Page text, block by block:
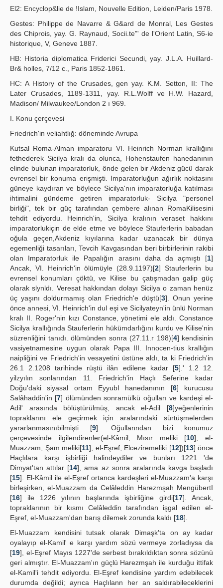
El2: Encyclop&lie de !Islam, Nouvelle Edition, Leiden/Paris 1978.
Gestes: Philippe de Navarre & G&ard de Monral, Les Gestes
des Chiprois, yay. G. Raynaud, Socii.te"' de l'Orient Latin, S6-ie
historique, V, Geneve 1887.
HB: Historia diplomatica Friderici Secundi, yay. J.L.A. Huillard-
Br& holles, 7/12 c., Paris 1852-1861.
HC: A History of the Crusades, gen yay. K.M. Setton, II: The
Later Crusades, 1189-1311, yay. R.L.Wolff ve H.W. Hazard,
Madison/ Milwaukee/London 2 ı 969.
I. Konu çerçevesi
Friedrich'in veliahtlığ: döneminde Avrupa
Kutsal Roma-Alman imparatoru VI. Heinrich Norman krallığını
fethederek Sicilya kralı da olunca, Hohenstaufen hanedanının
elinde bulunan imparatorluk, önde gelen bir Akdeniz gücü darak
evrensel bir konuma erişmişti. Imparatorluğun ağırlık noktasını
güneye kaydıran ve böylece Sicilya'nın imparatorluğa katılması
ihtimalini gündeme getiren imparatorluk- Sicilya "personel
birliği", tek bir güç tarafından çembere alınan RomaKilisesini
tehdit ediyordu. Heinrich'in, Sicilya kralının veraset hakkını
imparatorlukiçin de elde etme ve böylece Stauferlerin babadan
oğula geçen,Akdeniz kıyılarına kadar uzanacak bir dünya
egemenliği tasarıları, Tevcih Kavgasından beri birbirlerinin rakibi
olan Imparatorluk ile Papalığın arasını daha da açmıştı [1]
Ancak, VI. Heinrich'in ölümüyle (28.9.1197)[2] Stauferlerin bu
evrensel konumları çöktü, ve Kilise bu çatışmadan galip güç
olarak slynldı. Veresat hakkından dolayı Sicilya o zaman henüz
üç yaşını doldurmamış olan Friedrich'e düştü[3]. Onun yerine
önce annesi, VI. Heinrich'in dul eşi ve Sicilyateyn'in ünlü Norman
kralı II. Roger'nin kızı Constance, yönetimi ele aldı. Constance
Sicilya krallığında Stauferlerin hükümdarlığını kurdu ve Kilise'nin
süzrenliğini tanıdı. ölümünden sonra (27.11.r 198)[4] kendisinin
vasiyetnamesine uygun olarak Papa III. Innocen-tius krallığın
naipliğini ve Friedrich'in vesayetini üstüne aldı, ta ki Friedrich'in
26.1 2.1208 tarihinde rüştü ilân edilene kadar [5].' 1.2 12.
yilzyılın sonlarından 11. Friedrich'in Haçlı Seferine kadar
Doğu'daki siyasal ortam EyyubI hanedanının [6] kurucusu
Salâhaddin'in [7] ölümünden sonramülkü oğulları ve kardeşi el-
Adil' arasında bölüştürülmüş, ancak el-Adil [8]yeğenlerinin
topraklarını ele geçirmek için aralarındaki sürtüşmelerden
yararlanmasınıbilmişti [9]. Oğullanndan bizi konumuz
çerçevesinde ilgilendirenler(el-Kâmil, Mısır meliki [10]; el-
Muazzam, Şam meliki[11]; el-Eşref, Elceziremeliki [12])[13] önce
Haçlılara karşı işbirliği halindeydiler ve bunları 1221 'de
Dimyat'tan attılar [14], ama az sonra aralarında kavga başladı
[15]. El-Kâmil ile el-Eşref ortanca kardeşleri el-Muazzam'a karşı
birleşirken, el-Muazzam da Celâleddin Harezmşah MengübertI
[16] ile 1226 yılının başlarında işbirliğine girdi[17]. Ancak,
topraklarının bir kısmı Celâleddin tarafından işgal edilen el-
Eşref, el-Muazzam'dan barış dilemek zorunda kaldı [18].
El-Muazzam kendisini tutsak olarak Dimaşk'ta on ay kadar
oyalayıp el-Kamil' e karşı yardım sözü vermeye zorladıysa da
[19], el-Eşref Mayıs 1227'de serbest bırakıldıktan sonra sözünü
geri almıştır. El-Muazzam'ın güçlü Harezmşah ile kurduğu ittifak
el-Kamil'i tehdit ediyordu. El-Eşref kendisine yardım edebilecek
durumda değildi; ayrıca Haçlılann her an saldırabileceklerini